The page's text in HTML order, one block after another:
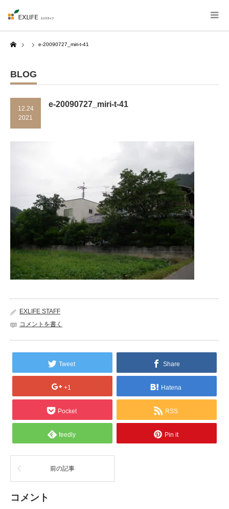
Home
e-20090727_miri-t-41
BLOG
12.24
2021
e-20090727_miri-t-41
EXLIFE STAFF
コメントを書く
Tweet Share
+1 Hatena
Pocket RSS
feedly Pin it
前の記事
コメント